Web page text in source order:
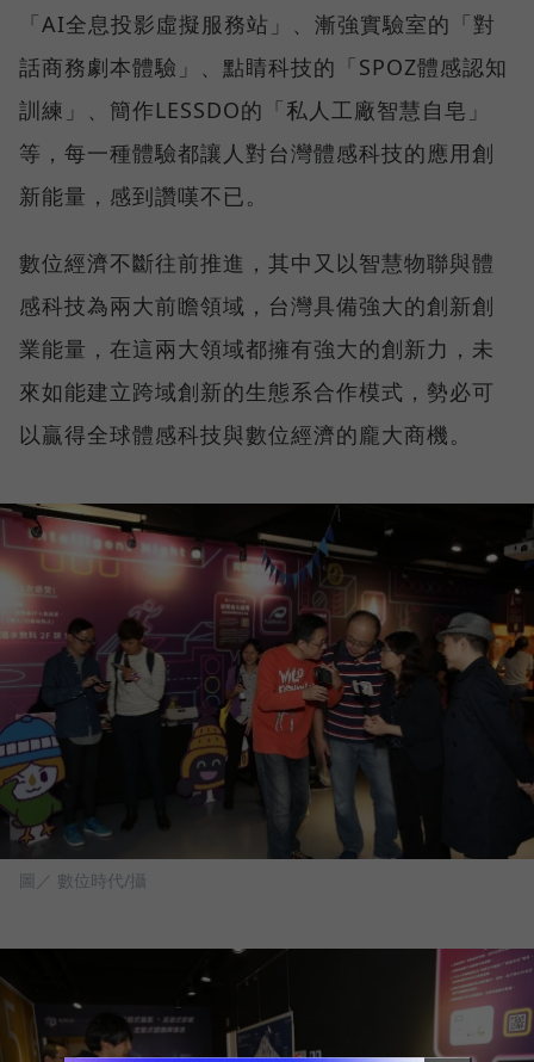
「AI全息投影虛擬服務站」、漸強實驗室的「對
話商務劇本體驗」、點睛科技的「SPOZ體感認知
訓練」、簡作LESSDO的「私人工廠智慧自皂」
等，每一種體驗都讓人對台灣體感科技的應用創
新能量，感到讚嘆不已。
數位經濟不斷往前推進，其中又以智慧物聯與體
感科技為兩大前瞻領域，台灣具備強大的創新創
業能量，在這兩大領域都擁有強大的創新力，未
來如能建立跨域創新的生態系合作模式，勢必可
以贏得全球體感科技與數位經濟的龐大商機。
圖／ 數位時代/攝